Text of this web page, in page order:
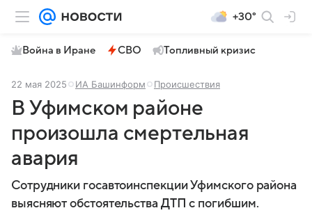
+30°
Война в Иране СВО Топливный кризис
22 мая 2025 ИА Башинформ Происшествия
В Уфимском районе
произошла смертельная
авария
Сотрудники госавтоинспекции Уфимского района
выясняют обстоятельства ДТП с погибшим.